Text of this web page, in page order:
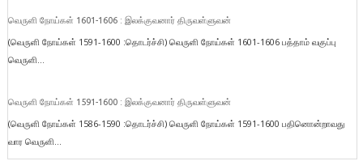
வெருளி நோய்கள் 1601-1606 : இலக்குவனார் திருவள்ளுவன்
(வெருளி நோய்கள் 1591-1600 :தொடர்ச்சி) வெருளி நோய்கள் 1601-1606 பத்தாம் வகுப்பு
வெருளி...
வெருளி நோய்கள் 1591-1600 : இலக்குவனார் திருவள்ளுவன்
(வெருளி நோய்கள் 1586-1590 :தொடர்ச்சி) வெருளி நோய்கள் 1591-1600 பதினொன்றாவது
வார வெருளி...